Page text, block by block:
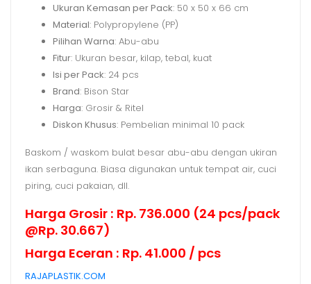
Ukuran Kemasan per Pack: 50 x 50 x 66 cm
Material: Polypropylene (PP)
Pilihan Warna: Abu-abu
Fitur: Ukuran besar, kilap, tebal, kuat
Isi per Pack: 24 pcs
Brand: Bison Star
Harga: Grosir & Ritel
Diskon Khusus: Pembelian minimal 10 pack
Baskom / waskom bulat besar abu-abu dengan ukiran
ikan serbaguna. Biasa digunakan untuk tempat air, cuci
piring, cuci pakaian, dll.
Harga Grosir : Rp. 736.000 (24 pcs/pack
@Rp. 30.667)
Harga Eceran : Rp. 41.000 / pcs
RAJAPLASTIK.COM